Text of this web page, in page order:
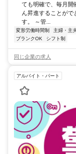
ても明確で、毎月開
ん昇進することが
す。 ～管...
変形労働時間制 主婦・主
ブランクOK
シフト制
同じ企業の求人
アルバイト・パート